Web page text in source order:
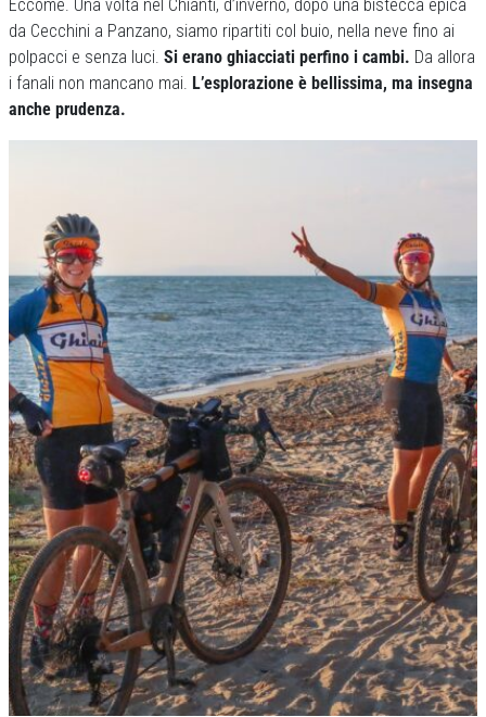
Eccome. Una volta nel Chianti, d’inverno, dopo una bistecca epica
da Cecchini a Panzano, siamo ripartiti col buio, nella neve fino ai
polpacci e senza luci. Si erano ghiacciati perfino i cambi. Da allora
i fanali non mancano mai. L’esplorazione è bellissima, ma insegna
anche prudenza.